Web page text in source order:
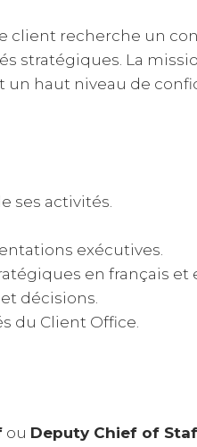
client recherche un
stratégiques. La
haut niveau de
ses activités.
exécutives.
en français et
décisions.
du Client Office.
ou Deputy Chief of